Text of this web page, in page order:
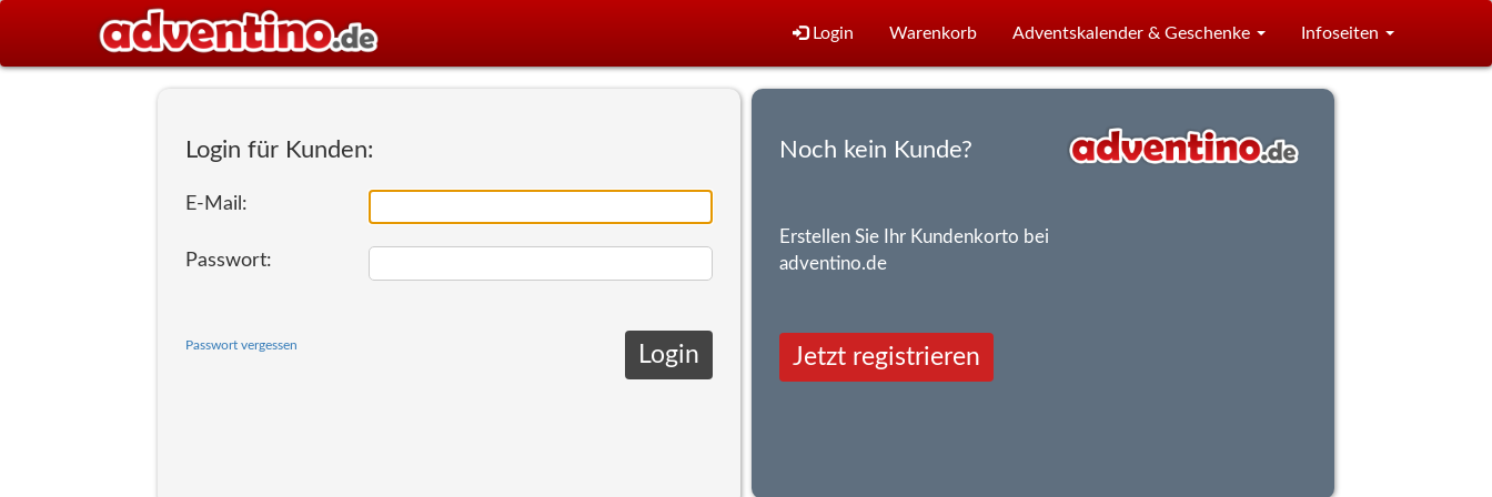
Login Warenkorb Adventskalender & Geschenke Infoseiten
Login für Kunden:
E-Mail:
Passwort:
Passwort vergessen
Noch kein Kunde?
Erstellen Sie Ihr Kundenkorto bei
adventino.de
Jetzt registrieren